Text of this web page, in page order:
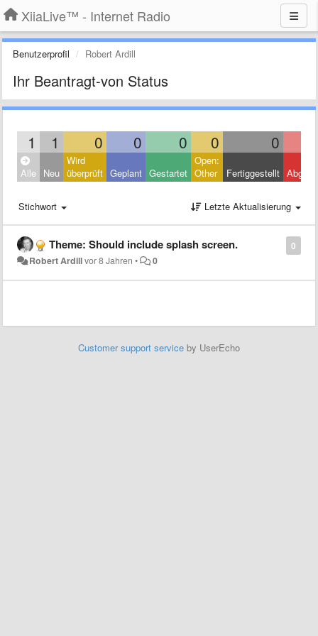
XiiaLive™ - Internet Radio
Benutzerprofil Robert Ardill
Ihr Beantragt-von Status
1 1 0 0 0 0 0
Alle Neu
Wird
überprüft Geplant Gestartet
Open:
Other
Fertiggestellt
Stichwort Letzte Aktualisierung
0
Theme: Should include splash screen.
Robert Ardillvor 8 Jahren • 0
Customer support service by UserEcho